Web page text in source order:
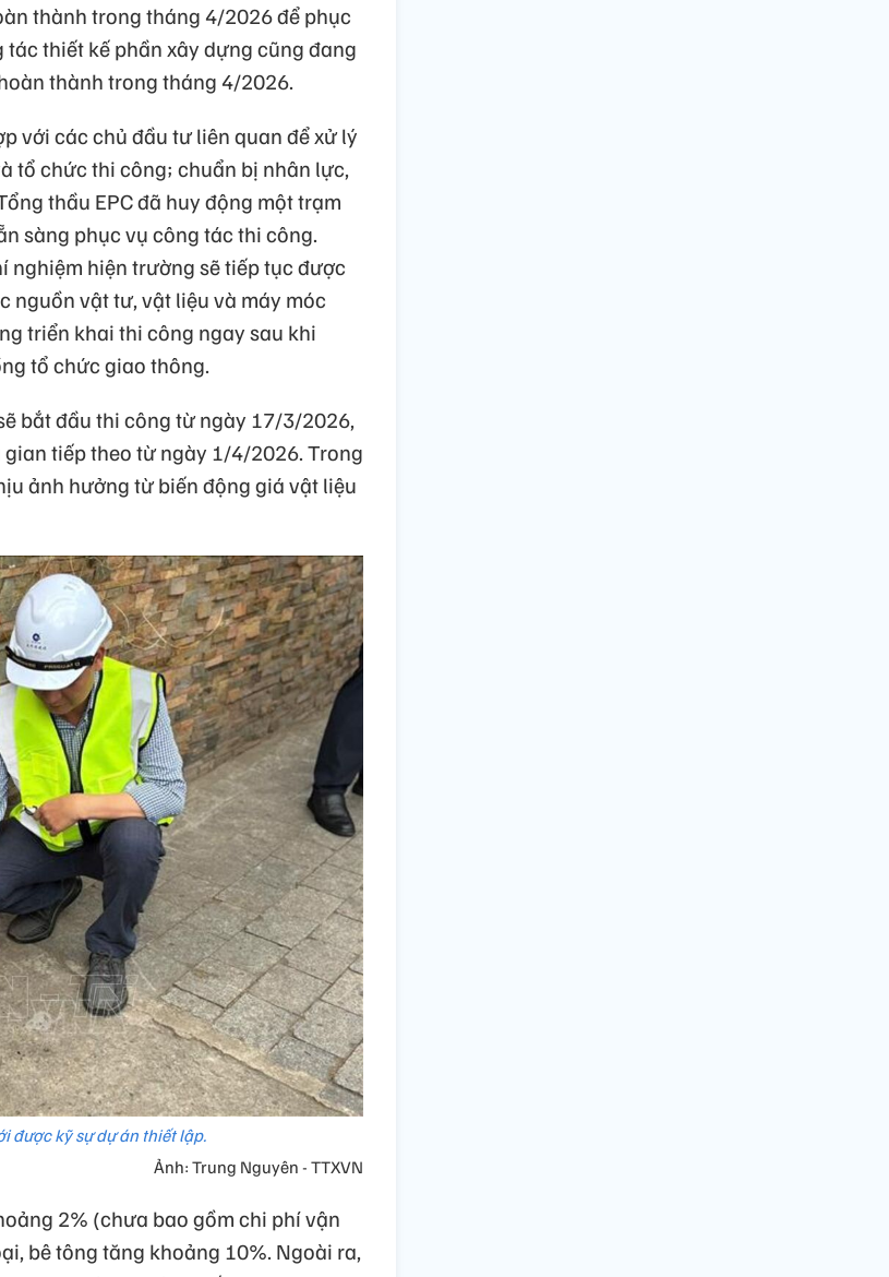
thành trong tháng 4/2026 để phục
thiết kế phần xây dựng cũng đang
thành trong tháng 4/2026.
với các chủ đầu tư liên quan để xử lý
tổ chức thi công; chuẩn bị nhân lực,
thầu EPC đã huy động một trạm
sàng phục vụ công tác thi công.
nghiệm hiện trường sẽ tiếp tục được
nguồn vật tư, vật liệu và máy móc
triển khai thi công ngay sau khi
tổ chức giao thông.
bắt đầu thi công từ ngày 17/3/2026,
tiếp theo từ ngày 1/4/2026. Trong
ảnh hưởng từ biến động giá vật liệu
được kỹ sự dự án thiết lập.
Ảnh: Trung Nguyên - TTXVN
2% (chưa bao gồm chi phí vận
bê tông tăng khoảng 10%. Ngoài ra,